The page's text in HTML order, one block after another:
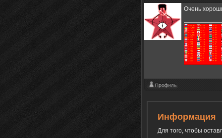
Очень
Информация
Для того, чтобы